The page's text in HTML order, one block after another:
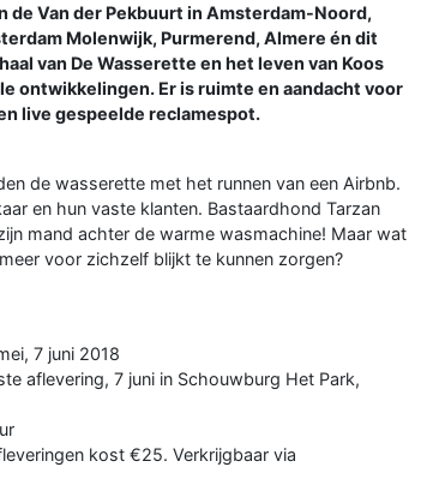
Van der Pekbuurt in Amsterdam-Noord,
Molenwijk, Purmerend, Almere én dit
van De Wasserette en het leven van Koos
ontwikkelingen. Er is ruimte en aandacht voor
live gespeelde reclamespot.
de wasserette met het runnen van een Airbnb.
en hun vaste klanten. Bastaardhond Tarzan
mand achter de warme wasmachine! Maar wat
voor zichzelf blijkt te kunnen zorgen?
7 juni 2018
aflevering, 7 juni in Schouwburg Het Park,
kost €25. Verkrijgbaar via